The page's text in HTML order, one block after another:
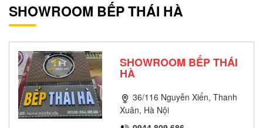
SHOWROOM BẾP THÁI HÀ
SHOWROOM BẾP THÁI
HÀ
36/116 Nguyễn Xiển, Thanh
Xuân, Hà Nội